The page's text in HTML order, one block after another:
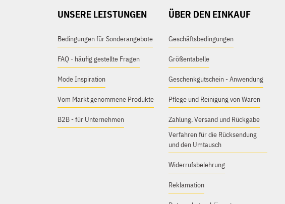
UNSERE LEISTUNGEN
Bedingungen für Sonderangebote
FAQ - häufig gestellte Fragen
Mode Inspiration
Vom Markt genommene Produkte
B2B - für Unternehmen
ÜBER DEN EINKAUF
Geschäftsbedingungen
Größentabelle
Geschenkgutschein - Anwendung
Pflege und Reinigung von Waren
Zahlung, Versand und Rückgabe
Verfahren für die Rücksendung
und den Umtausch
Widerrufsbelehrung
Reklamation